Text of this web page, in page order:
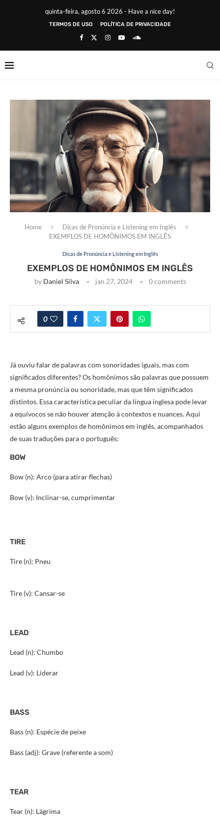
quinta-feira, agosto 6 2026 - Have a nice day!
TERMOS DE USO POLÍTICA DE PRIVACIDADE
Home
Dicas de Pronúncia e Listening em Inglês
EXEMPLOS DE HOMÔNIMOS EM INGLÊS
Dicas de Pronúncia e Listening em Inglês
EXEMPLOS DE HOMÔNIMOS EM INGLÊS
by Daniel Silva jan 27, 2024 0 comments
0
Já ouviu falar de palavras com sonoridades iguais, mas com
significados diferentes? Os homônimos são palavras que possuem
a mesma pronúncia ou sonoridade, mas que têm significados
distintos. Essa característica peculiar da língua inglesa pode levar
a equívocos se não houver atenção à contextos e nuances. Aqui
estão alguns exemplos de homônimos em inglês, acompanhados
de suas traduções para o português:
BOW
Bow (n): Arco (para atirar flechas)
Bow (v): Inclinar-se, cumprimentar
TIRE
Tire (n): Pneu
Tire (v): Cansar-se
LEAD
Lead (n): Chumbo
Lead (v): Liderar
BASS
Bass (n): Espécie de peixe
Bass (adj): Grave (referente a som)
TEAR
Tear (n): Lágrima